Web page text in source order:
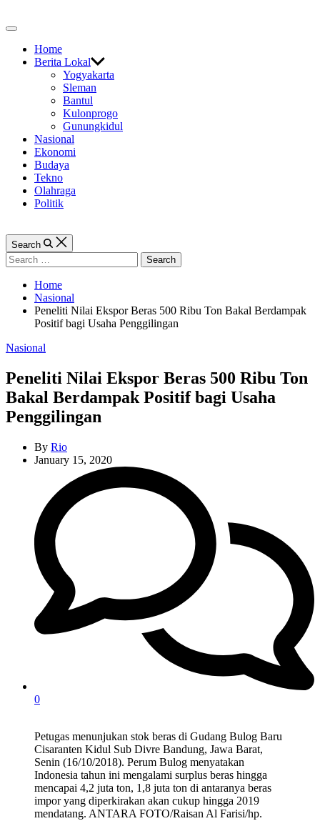
to
Off
CanvasHome
Berita Lokal
Yogyakarta
Sleman
Bantul
Kulonprogo
Gunungkidul
Nasional
Ekonomi
Budaya
Tekno
Olahraga
Politik
Search
Search
for:
Home
Nasional
Peneliti Nilai Ekspor Beras 500 Ribu Ton Bakal Berdampak
Positif bagi Usaha Penggilingan
Categories
Nasional
Peneliti Nilai Ekspor Beras 500 Ribu Ton
Bakal Berdampak Positif bagi Usaha
Penggilingan
By Rio
January 15, 2020
0
Petugas menunjukan stok beras di Gudang Bulog Baru
Cisaranten Kidul Sub Divre Bandung, Jawa Barat,
Senin (16/10/2018). Perum Bulog menyatakan
Indonesia tahun ini mengalami surplus beras hingga
mencapai 4,2 juta ton, 1,8 juta ton di antaranya beras
impor yang diperkirakan akan cukup hingga 2019
mendatang. ANTARA FOTO/Raisan Al Farisi/hp.